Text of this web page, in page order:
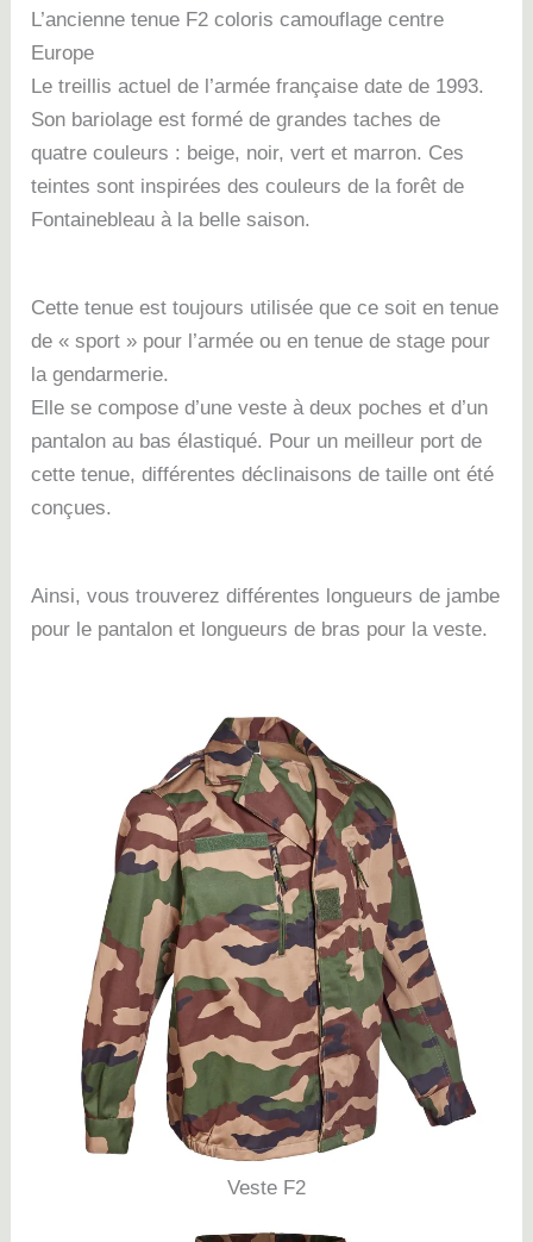
L’ancienne tenue F2 coloris camouflage centre
Europe
Le treillis actuel de l’armée française date de 1993.
Son bariolage est formé de grandes taches de
quatre couleurs : beige, noir, vert et marron. Ces
teintes sont inspirées des couleurs de la forêt de
Fontainebleau à la belle saison.
Cette tenue est toujours utilisée que ce soit en tenue
de « sport » pour l’armée ou en tenue de stage pour
la gendarmerie.
Elle se compose d’une veste à deux poches et d’un
pantalon au bas élastiqué. Pour un meilleur port de
cette tenue, différentes déclinaisons de taille ont été
conçues.
Ainsi, vous trouverez différentes longueurs de jambe
pour le pantalon et longueurs de bras pour la veste.
Veste F2